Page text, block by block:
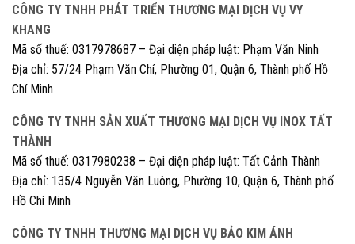
CÔNG TY TNHH PHÁT TRIỂN THƯƠNG MẠI DỊCH VỤ VY
KHANG
Mã số thuế: 0317978687 – Đại diện pháp luật: Phạm Văn Ninh
Địa chỉ: 57/24 Phạm Văn Chí, Phường 01, Quận 6, Thành phố Hồ
Chí Minh
CÔNG TY TNHH SẢN XUẤT THƯƠNG MẠI DỊCH VỤ INOX TẤT
THÀNH
Mã số thuế: 0317980238 – Đại diện pháp luật: Tất Cảnh Thành
Địa chỉ: 135/4 Nguyễn Văn Luông, Phường 10, Quận 6, Thành phố
Hồ Chí Minh
CÔNG TY TNHH THƯƠNG MẠI DỊCH VỤ BẢO KIM ÁNH